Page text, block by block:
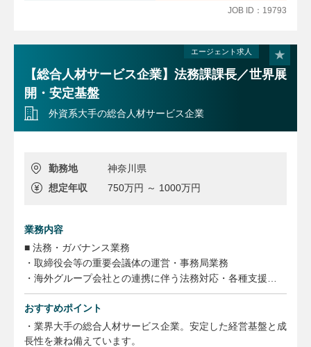
・契約管理、コンプライアンス推進、労務関連課題への対応
・法改正対応および社内ルール整備
・グループ会社管理およびリスクマネジメント
・個人情報保護・内部監査体制の強化
JOB ID：19793
エージェント求人
【総合人材サービス企業】法務課課長／世界展
開・安定基盤
外資系大手の総合人材サービス企業
勤務地
神奈川県
想定年収
750万円 ～ 1000万円
業務内容
■ 法務・ガバナンス業務
・取締役会等の重要会議体の運営・事務局業務
・海外グループ会社との連携に伴う法務対応・各種支援
・グループ会社の管理・ガバナンス支援
・社内各部門からの法務・労務相談対応
・弁護士など外部専門家との連携
おすすめポイント
・業界大手の総合人材サービス企業。安定した経営基盤と成
長性を兼ね備えています。